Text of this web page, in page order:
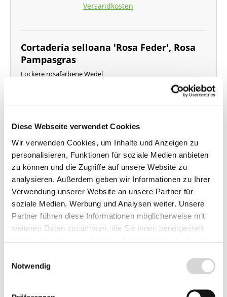
Diese Webseite verwendet Cookies
Wir verwenden Cookies, um Inhalte und Anzeigen zu
personalisieren, Funktionen für soziale Medien anbieten
zu können und die Zugriffe auf unsere Website zu
analysieren. Außerdem geben wir Informationen zu Ihrer
Verwendung unserer Website an unsere Partner für
soziale Medien, Werbung und Analysen weiter. Unsere
Partner führen diese Informationen möglicherweise mit
weiteren Daten zusammen, die Sie ihnen bereitgestellt
Notwendig
Versandkosten
Cortaderia selloana 'Rosa Feder', Rosa
Pampasgras
Lockere rosafarbene Wedel
In den Warenkorb
Preise inkl. MwSt.zzgl.
Versandkosten